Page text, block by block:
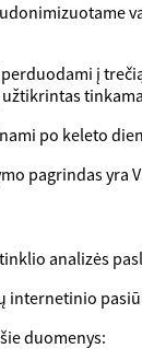
į
po keleto
pagrindas yra
analizės
internetinio
duomenys: